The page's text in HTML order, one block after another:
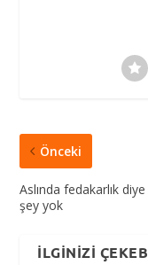
Önceki
Aslında fedakarlık
şey yok
İLGINIZI